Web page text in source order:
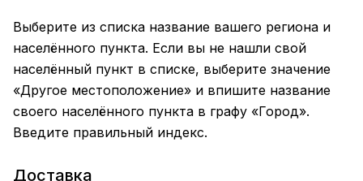
Выберите из списка название вашего региона и
населённого пункта. Если вы не нашли свой
населённый пункт в списке, выберите значение
«Другое местоположение» и впишите название
своего населённого пункта в графу «Город».
Введите правильный индекс.
Доставка